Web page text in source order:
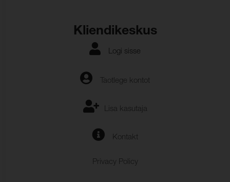
Kliendikeskus
Logi sisse
Taotlege kontot
Lisa kasutaja
Kontakt
Privacy Policy